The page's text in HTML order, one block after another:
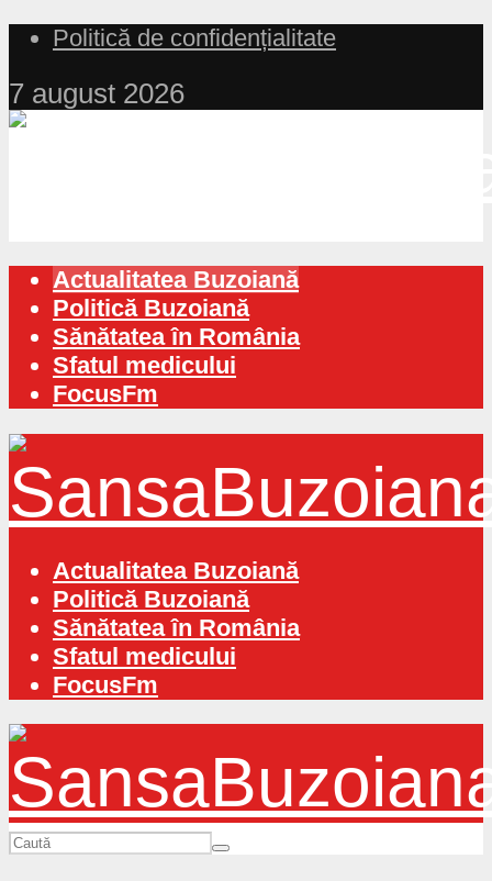
Politică de confidențialitate
7 august 2026
Actualitatea Buzoiană
Politică Buzoiană
Sănătatea în România
Sfatul medicului
FocusFm
Actualitatea Buzoiană
Politică Buzoiană
Sănătatea în România
Sfatul medicului
FocusFm